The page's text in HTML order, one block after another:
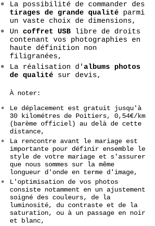
La possibilité de commander des
tirages de grande qualité parmi
un vaste choix de dimensions,
Un coffret USB libre de droits
contenant vos photographies en
haute définition non
filigranées,
La réalisation d'albums photos
de qualité sur devis,
À noter:
Le déplacement est gratuit jusqu'à
30 kilométres de Poitiers, 0,54€/km
(barème officiel) au delà de cette
distance,
La rencontre avant le mariage est
importante pour définir ensemble le
style de votre mariage et s'assurer
que nous sommes sur la même
longueur d'onde en terme d'image,
L'optimisation de vos photos
consiste notamment en un ajustement
soigné des couleurs, de la
luminosité, du contraste et de la
saturation, ou à un passage en noir
et blanc,